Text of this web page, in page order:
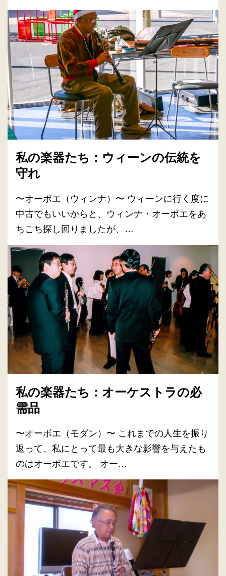
私の楽器たち：ウィーンの伝統を
守れ
〜オーボエ（ウィンナ）〜 ウィーンに行く度に
中古でもいいからと、ウィンナ・オーボエをあ
ちこち探し回りましたが、…
私の楽器たち：オーケストラの必
需品
〜オーボエ（モダン）〜 これまでの人生を振り
返って、私にとって最も大きな影響を与えたも
のはオーボエです。 オー…